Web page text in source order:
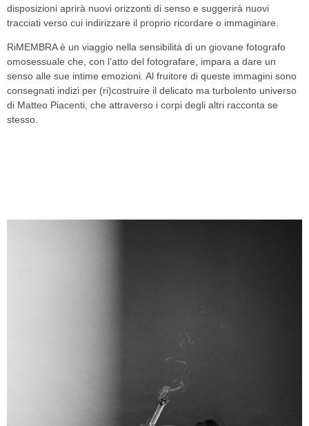
disposizioni aprirà nuovi orizzonti di senso e suggerirà nuovi
tracciati verso cui indirizzare il proprio ricordare o immaginare.
RiMEMBRA è un viaggio nella sensibilità di un giovane fotografo
omosessuale che, con l’atto del fotografare, impara a dare un
senso alle sue intime emozioni. Al fruitore di queste immagini sono
consegnati indizi per (ri)costruire il delicato ma turbolento universo
di Matteo Piacenti, che attraverso i corpi degli altri racconta se
stesso.